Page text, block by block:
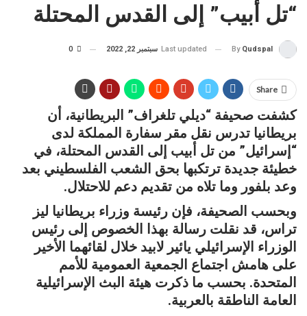
“تل أبيب” إلى القدس المحتلة
By Qudspal
Last updated سبتمبر 22, 2022
Share
كشفت صحيفة “ديلي تلغراف” البريطانية، أن
بريطانيا تدرس نقل مقر سفارة المملكة لدى
“إسرائيل” من تل أبيب إلى القدس المحتلة، في
خطيئة جديدة ترتكبها بحق الشعب الفلسطيني بعد
وعد بلفور وما تلاه من تقديم دعم للاحتلال.
وبحسب الصحيفة، فإن رئيسة وزراء بريطانيا ليز
تراس، قد نقلت رسالة بهذا الخصوص إلى رئيس
الوزراء الإسرائيلي يائير لابيد خلال لقائهما الأخير
على هامش اجتماع الجمعية العمومية للأمم
المتحدة. بحسب ما ذكرت هيئة البث الإسرائيلية
العامة الناطقة بالعربية.